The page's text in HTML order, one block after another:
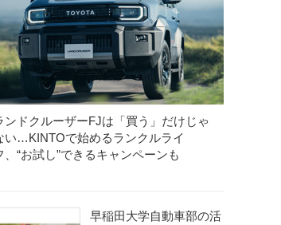
ンドクルーザーFJは「買う」だけじゃ
い…KINTOで始めるランクルライ
、“お試し”できるキャンペーンも
早稲田大学自動車部の活